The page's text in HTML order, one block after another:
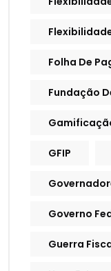
Folha De
Fundação
GFIP
Governo
Guerra